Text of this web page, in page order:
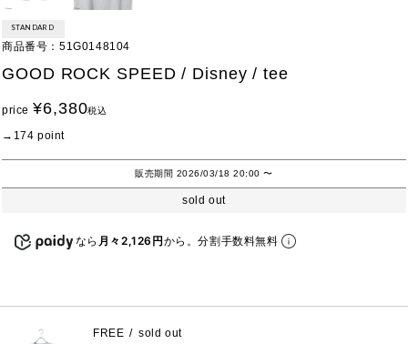
STANDARD
商品番号 51G0148104
GOOD ROCK SPEED / Disney / tee
price ¥6,380税込
174 point
販売期間 2026/03/18 20:00〜
sold out
なら 月々2,126円から。分割手数料無料
FREE sold out